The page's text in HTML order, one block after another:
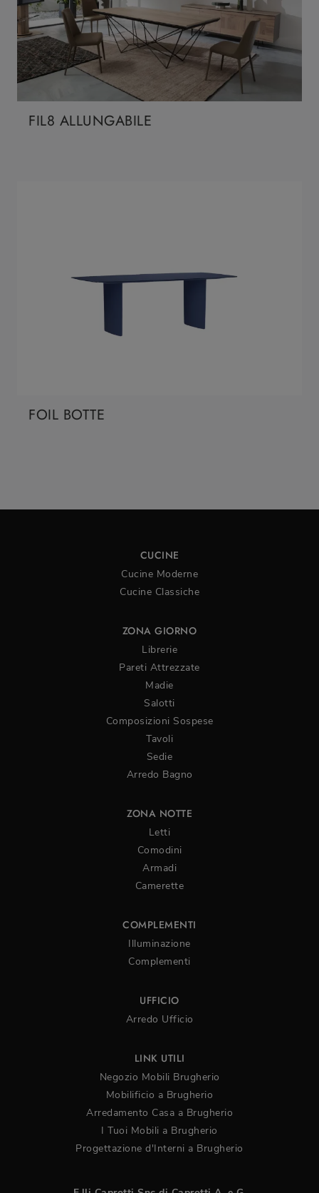
FIL8 ALLUNGABILE
FOIL BOTTE
CUCINE
Cucine Moderne
Cucine Classiche
ZONA GIORNO
Librerie
Pareti Attrezzate
Madie
Salotti
Composizioni Sospese
Tavoli
Sedie
Arredo Bagno
ZONA NOTTE
Letti
Comodini
Armadi
Camerette
COMPLEMENTI
Illuminazione
Complementi
UFFICIO
Arredo Ufficio
LINK UTILI
Negozio Mobili Brugherio
Mobilificio a Brugherio
Arredamento Casa a Brugherio
I Tuoi Mobili a Brugherio
Progettazione d'Interni a Brugherio